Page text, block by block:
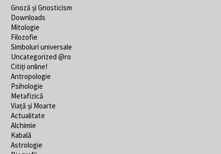
Gnoză și Gnosticism
Downloads
Mitologie
Filozofie
Simboluri universale
Uncategorized @ro
Citiți online!
Antropologie
Psihologie
Metafizică
Viață și Moarte
Actualitate
Alchimie
Kabală
Astrologie